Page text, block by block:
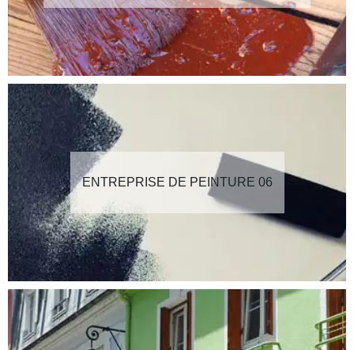
ENTREPRISE DE PEINTURE 06